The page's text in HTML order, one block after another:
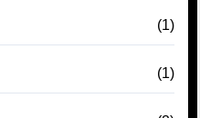
(1)
(1)